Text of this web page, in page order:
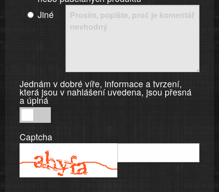
Jiné
Jednám v dobré víře, informace a tvrzení,
která jsou v nahlášení uvedena, jsou přesná
a úplná
v
dobré
informace
Captcha